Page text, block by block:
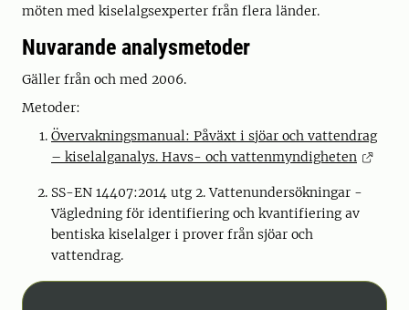
möten med kiselalgsexperter från flera länder.
Nuvarande analysmetoder
Gäller från och med 2006.
Metoder:
Övervakningsmanual: Påväxt i sjöar och vattendrag
– kiselalganalys. Havs- och vattenmyndigheten
SS-EN 14407:2014 utg 2. Vattenundersökningar -
Vägledning för identifiering och kvantifiering av
bentiska kiselalger i prover från sjöar och
vattendrag.